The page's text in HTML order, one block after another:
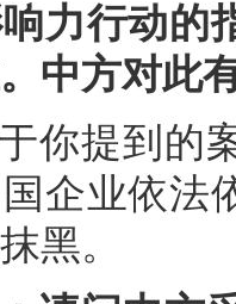
力行动的
中方对此
你提到的
企业依法
黑。